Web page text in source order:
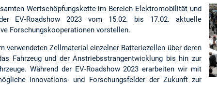
Wertschöpfungskette im Bereich Elektromobilität und
EV-Roadshow 2023 vom 15.02. bis 17.02. aktuelle
Forschungskooperationen vorstellen.
verwendeten Zellmaterial einzelner Batteriezellen über deren
Fahrzeug und der Anstriebsstrangentwicklung bis hin zur
Während der EV-Roadshow 2023 erarbeiten wir mit
Innovations- und Forschungsfelder der Zukunft zur